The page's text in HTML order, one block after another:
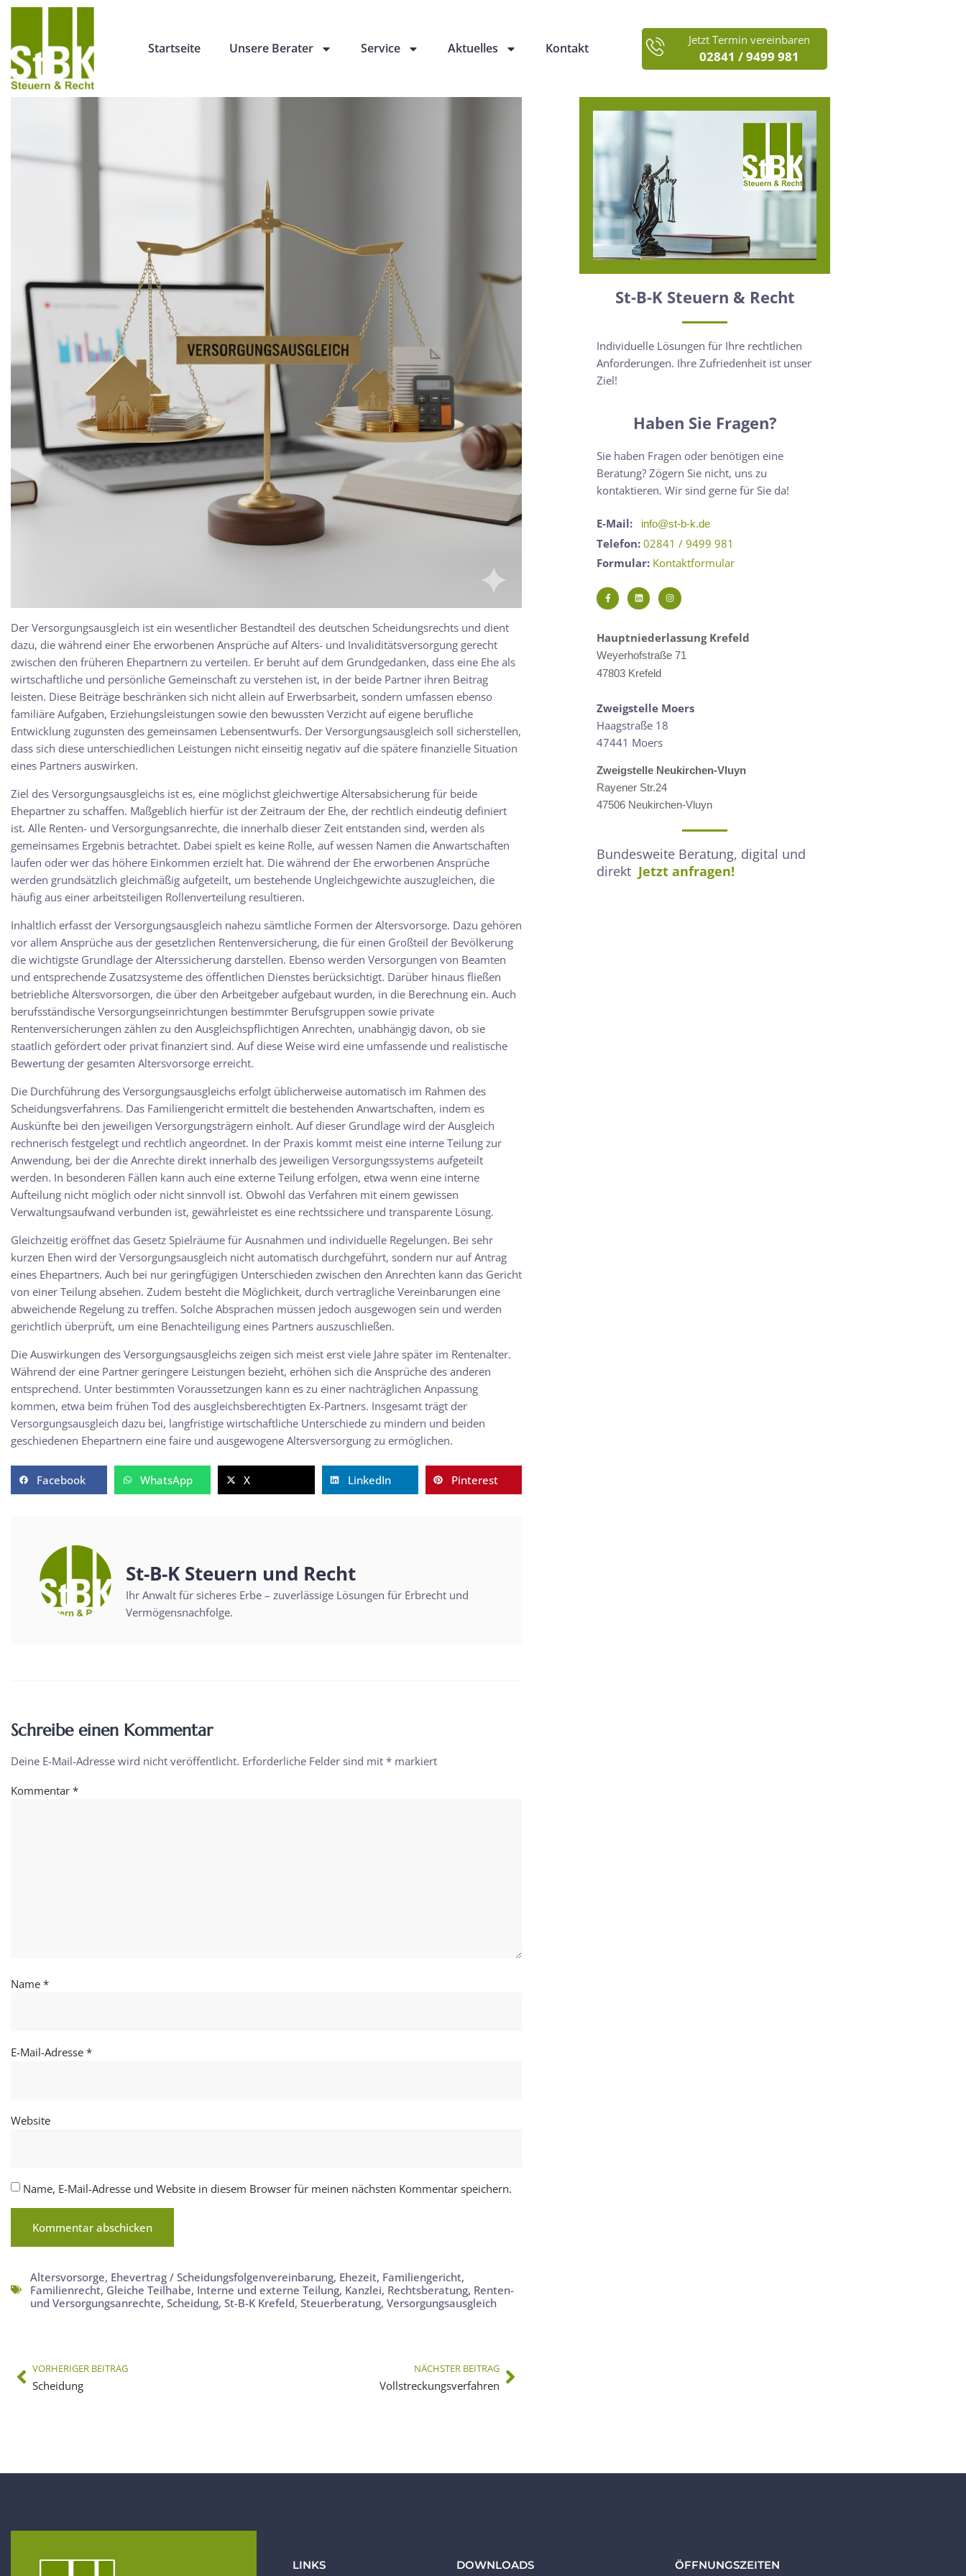
Startseite Unsere Berater Service Aktuelles Kontakt
Jetzt Termin vereinbaren
02841 / 9499 981
Der Versorgungsausgleich ist ein wesentlicher Bestandteil des deutschen Scheidungsrechts und dient
dazu, die während einer Ehe erworbenen Ansprüche auf Alters- und Invaliditätsversorgung gerecht
zwischen den früheren Ehepartnern zu verteilen. Er beruht auf dem Grundgedanken, dass eine Ehe als
wirtschaftliche und persönliche Gemeinschaft zu verstehen ist, in der beide Partner ihren Beitrag
leisten. Diese Beiträge beschränken sich nicht allein auf Erwerbsarbeit, sondern umfassen ebenso
familiäre Aufgaben, Erziehungsleistungen sowie den bewussten Verzicht auf eigene berufliche
Entwicklung zugunsten des gemeinsamen Lebensentwurfs. Der Versorgungsausgleich soll sicherstellen,
dass sich diese unterschiedlichen Leistungen nicht einseitig negativ auf die spätere finanzielle Situation
eines Partners auswirken.
Ziel des Versorgungsausgleichs ist es, eine möglichst gleichwertige Altersabsicherung für beide
Ehepartner zu schaffen. Maßgeblich hierfür ist der Zeitraum der Ehe, der rechtlich eindeutig definiert
ist. Alle Renten- und Versorgungsanrechte, die innerhalb dieser Zeit entstanden sind, werden als
gemeinsames Ergebnis betrachtet. Dabei spielt es keine Rolle, auf wessen Namen die Anwartschaften
laufen oder wer das höhere Einkommen erzielt hat. Die während der Ehe erworbenen Ansprüche
werden grundsätzlich gleichmäßig aufgeteilt, um bestehende Ungleichgewichte auszugleichen, die
häufig aus einer arbeitsteiligen Rollenverteilung resultieren.
Inhaltlich erfasst der Versorgungsausgleich nahezu sämtliche Formen der Altersvorsorge. Dazu gehören
vor allem Ansprüche aus der gesetzlichen Rentenversicherung, die für einen Großteil der Bevölkerung
die wichtigste Grundlage der Alterssicherung darstellen. Ebenso werden Versorgungen von Beamten
und entsprechende Zusatzsysteme des öffentlichen Dienstes berücksichtigt. Darüber hinaus fließen
betriebliche Altersvorsorgen, die über den Arbeitgeber aufgebaut wurden, in die Berechnung ein. Auch
berufsständische Versorgungseinrichtungen bestimmter Berufsgruppen sowie private
Rentenversicherungen zählen zu den Ausgleichspflichtigen Anrechten, unabhängig davon, ob sie
staatlich gefördert oder privat finanziert sind. Auf diese Weise wird eine umfassende und realistische
Bewertung der gesamten Altersvorsorge erreicht.
Die Durchführung des Versorgungsausgleichs erfolgt üblicherweise automatisch im Rahmen des
Scheidungsverfahrens. Das Familiengericht ermittelt die bestehenden Anwartschaften, indem es
Auskünfte bei den jeweiligen Versorgungsträgern einholt. Auf dieser Grundlage wird der Ausgleich
rechnerisch festgelegt und rechtlich angeordnet. In der Praxis kommt meist eine interne Teilung zur
Anwendung, bei der die Anrechte direkt innerhalb des jeweiligen Versorgungssystems aufgeteilt
werden. In besonderen Fällen kann auch eine externe Teilung erfolgen, etwa wenn eine interne
Aufteilung nicht möglich oder nicht sinnvoll ist. Obwohl das Verfahren mit einem gewissen
Verwaltungsaufwand verbunden ist, gewährleistet es eine rechtssichere und transparente Lösung.
Gleichzeitig eröffnet das Gesetz Spielräume für Ausnahmen und individuelle Regelungen. Bei sehr
kurzen Ehen wird der Versorgungsausgleich nicht automatisch durchgeführt, sondern nur auf Antrag
eines Ehepartners. Auch bei nur geringfügigen Unterschieden zwischen den Anrechten kann das Gericht
von einer Teilung absehen. Zudem besteht die Möglichkeit, durch vertragliche Vereinbarungen eine
abweichende Regelung zu treffen. Solche Absprachen müssen jedoch ausgewogen sein und werden
gerichtlich überprüft, um eine Benachteiligung eines Partners auszuschließen.
Die Auswirkungen des Versorgungsausgleichs zeigen sich meist erst viele Jahre später im Rentenalter.
Während der eine Partner geringere Leistungen bezieht, erhöhen sich die Ansprüche des anderen
entsprechend. Unter bestimmten Voraussetzungen kann es zu einer nachträglichen Anpassung
kommen, etwa beim frühen Tod des ausgleichsberechtigten Ex-Partners. Insgesamt trägt der
Versorgungsausgleich dazu bei, langfristige wirtschaftliche Unterschiede zu mindern und beiden
geschiedenen Ehepartnern eine faire und ausgewogene Altersversorgung zu ermöglichen.
Facebook WhatsApp X LinkedIn Pinterest
St-B-K Steuern und Recht
Ihr Anwalt für sicheres Erbe – zuverlässige Lösungen für Erbrecht und
Vermögensnachfolge.
Schreibe einen Kommentar
Deine E-Mail-Adresse wird nicht veröffentlicht. Erforderliche Felder sind mit * markiert
Kommentar *
Name *
E-Mail-Adresse *
Website
Name, E-Mail-Adresse und Website in diesem Browser für meinen nächsten Kommentar speichern.
Altersvorsorge, Ehevertrag / Scheidungsfolgenvereinbarung, Ehezeit, Familiengericht,
Familienrecht, Gleiche Teilhabe, Interne und externe Teilung, Kanzlei, Rechtsberatung, Renten-
und Versorgungsanrechte, Scheidung, St-B-K Krefeld, Steuerberatung, Versorgungsausgleich
VORHERIGER BEITRAG
Scheidung
NÄCHSTER BEITRAG
Vollstreckungsverfahren
St-B-K Steuern & Recht
Individuelle Lösungen für Ihre rechtlichen
Anforderungen. Ihre Zufriedenheit ist unser
Ziel!
Haben Sie Fragen?
Sie haben Fragen oder benötigen eine
Beratung? Zögern Sie nicht, uns zu
kontaktieren. Wir sind gerne für Sie da!
E-Mail: info@st-b-k.de
Telefon: 02841 / 9499 981
Formular: Kontaktformular
Hauptniederlassung Krefeld
Weyerhofstraße 71
47803 Krefeld
Zweigstelle Moers
Haagstraße 18
47441 Moers
Zweigstelle Neukirchen-Vluyn
Rayener Str.24
47506 Neukirchen-Vluyn
Bundesweite Beratung, digital und
direkt Jetzt anfragen!
LINKS DOWNLOADS ÖFFNUNGSZEITEN